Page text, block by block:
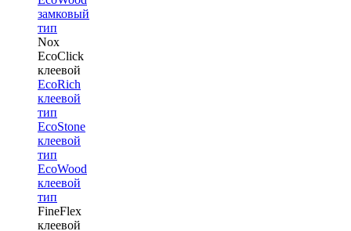
замковый
тип
Nox
EcoClick
клеевой
EcoRich
клеевой
тип
EcoStone
клеевой
тип
EcoWood
клеевой
тип
FineFlex
клеевой